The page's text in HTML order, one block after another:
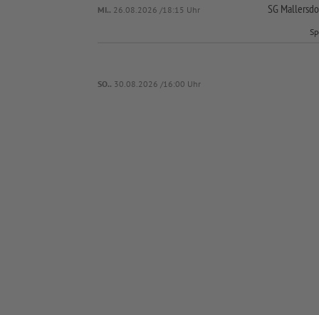
MI.. 26.08.2026 /18:15 Uhr SG
SO.. 30.08.2026 /16:00 Uhr